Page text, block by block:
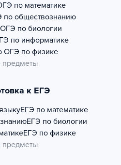
по математике
по обществознанию
ОГЭ по биологии
по информатике
ОГЭ по физике
предметы
к ЕГЭ
ЕГЭ по математике
ЕГЭ по биологии
ЕГЭ по физике
предметы